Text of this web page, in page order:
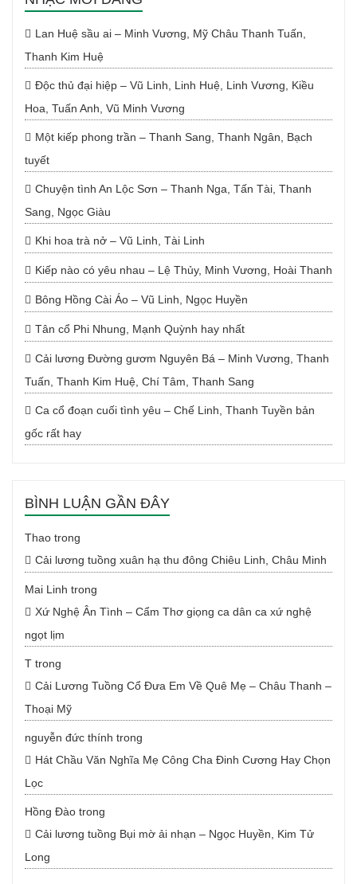
Lan Huệ sầu ai – Minh Vương, Mỹ Châu Thanh Tuấn,
Thanh Kim Huệ
Độc thủ đại hiệp – Vũ Linh, Linh Huệ, Linh Vương, Kiều
Hoa, Tuấn Anh, Vũ Minh Vương
Một kiếp phong trần – Thanh Sang, Thanh Ngân, Bạch
tuyết
Chuyện tình An Lộc Sơn – Thanh Nga, Tấn Tài, Thanh
Sang, Ngọc Giàu
Khi hoa trà nở – Vũ Linh, Tài Linh
Kiếp nào có yêu nhau – Lệ Thủy, Minh Vương, Hoài Thanh
Bông Hồng Cài Áo – Vũ Linh, Ngọc Huyền
Tân cổ Phi Nhung, Mạnh Quỳnh hay nhất
Cải lương Đường gươm Nguyên Bá – Minh Vương, Thanh
Tuấn, Thanh Kim Huệ, Chí Tâm, Thanh Sang
Ca cổ đoạn cuối tình yêu – Chế Linh, Thanh Tuyền bản
gốc rất hay
BÌNH LUẬN GẦN ĐÂY
Thao trong
Cải lương tuồng xuân hạ thu đông Chiêu Linh, Châu Minh
Mai Linh trong
Xứ Nghệ Ân Tình – Cẩm Thơ giọng ca dân ca xứ nghệ
ngọt lịm
T trong
Cải Lương Tuồng Cổ Đưa Em Về Quê Mẹ – Châu Thanh –
Thoại Mỹ
nguyễn đức thính trong
Hát Chầu Văn Nghĩa Mẹ Công Cha Đinh Cương Hay Chọn
Lọc
Hồng Đào trong
Cải lương tuồng Bụi mờ ải nhạn – Ngọc Huyền, Kim Tử
Long